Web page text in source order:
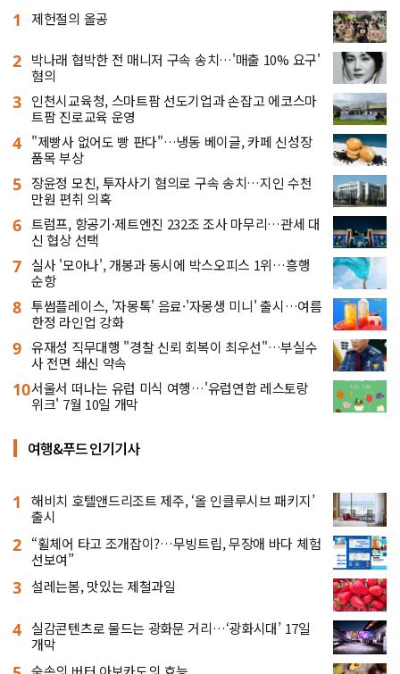
1 제헌절의 올공
2 박나래 협박한 전 매니저 구속 송치…'매출 10% 요구'
혐의
3 인천시교육청, 스마트팜 선도기업과 손잡고 에코스마
트팜 진로교육 운영
4 "제빵사 없어도 빵 판다"…냉동 베이글, 카페 신성장
품목 부상
5 장윤정 모친, 투자사기 혐의로 구속 송치…지인 수천
만원 편취 의혹
6 트럼프, 항공기·제트엔진 232조 조사 마무리…관세 대
신 협상 선택
7 실사 '모아나', 개봉과 동시에 박스오피스 1위…흥행
순항
8 투썸플레이스, '자몽톡' 음료·'자몽생 미니' 출시…여름
한정 라인업 강화
9 유재성 직무대행 "경찰 신뢰 회복이 최우선"…부실수
사 전면 쇄신 약속
10서울서 떠나는 유럽 미식 여행…'유럽연합 레스토랑
위크' 7월 10일 개막
여행&푸드 인기기사
1
해비치 호텔앤드리조트 제주, ‘올 인클루시브 패키지’
출시
2 “휠체어 타고 조개잡이?…무빙트립, 무장애 바다 체험
선보여”
3 설레는봄, 맛있는 제철과일
4 실감콘텐츠로 물드는 광화문 거리…‘광화시대’ 17일
개막